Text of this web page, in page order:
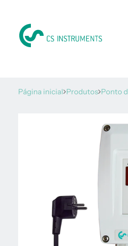
Página inicial Produtos Ponto